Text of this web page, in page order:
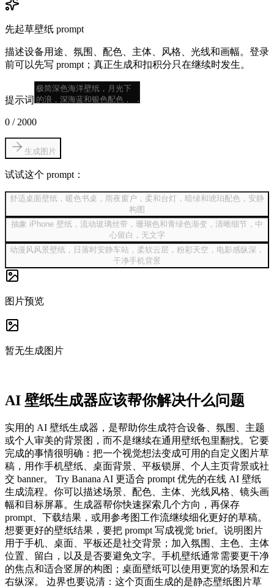
先起草壁纸 prompt
描述设备用途、氛围、配色、主体、风格、光线和画幅。登录
前可以先写 prompt；真正生成和扣积分只在继续时发生。
提示词
0 / 2000
生成图片
试试这个 prompt：
舒适桌面壁纸，暖色书桌，雨夜窗户，柔和台灯，暗绿和琥珀配色，安静
构图
抽象 iPhone 壁纸，流动玻璃丝带，珊瑚色和青绿色渐变，清晰细节，中
心留白，无文字
动漫风风景壁纸，日落时安静车站，柔软云层，粉彩天空，电影感纵深，
干净手机背景
图片预览
暂无生成图片
AI 壁纸生成器应该帮你解决什么问题
实用的 AI 壁纸生成器，是帮助你生成符合设备、氛围、主题
或个人审美的背景图，而不是继续在通用壁纸包里翻找。它要
完成的事情很明确：把一个视觉想法变成可用的自定义图片草
稿，用作手机壁纸、桌面背景、平板锁屏、个人主页背景或社
交 banner。 Try Banana AI 更适合 prompt 优先的在线 AI 壁纸
生成流程。你可以描述场景、配色、主体、光线风格、镜头画
幅和目标屏幕。生成器帮你快速探索几个方向，再保存
prompt、下载结果，或用参考图工作流继续细化更好的草稿。
想要更好的壁纸结果，要把 prompt 写成视觉 brief。说明图片
用于手机、桌面、平板还是社交背景；加入氛围、主色、主体
位置、留白，以及是否要避免文字。手机壁纸通常需要更干净
的焦点和适合竖屏的构图；桌面壁纸可以使用更宽的场景和左
右纵深。 边界也要说清：这个页面生成的是静态壁纸图片草